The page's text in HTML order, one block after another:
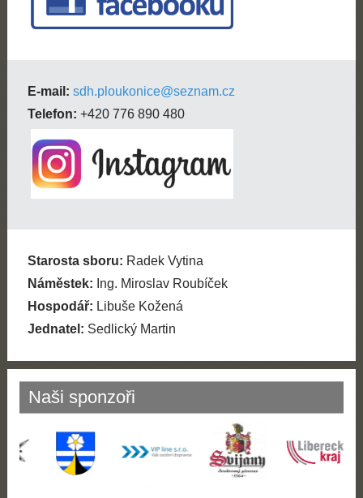
E-mail: sdh.ploukonice@seznam.cz
Telefon: +420 776 890 480
Starosta sboru: Radek Vytina
Náměstek: Ing. Miroslav Roubíček
Hospodář: Libuše Kožená
Jednatel: Sedlický Martin
Naši sponzoři